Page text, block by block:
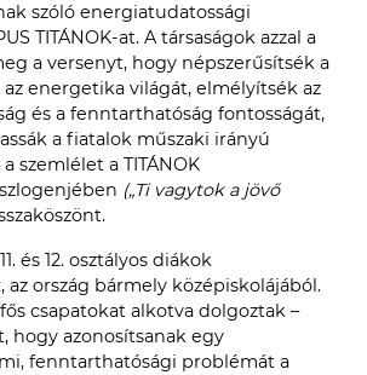
szóló energiatudatossági
TITÁNOK-at. A társaságok azzal a
a versenyt, hogy népszerűsítsék a
energetika világát, elmélyítsék az
és a fenntarthatóság fontosságát,
a fiatalok műszaki irányú
szemlélet a TITÁNOK
(„Ti vagytok a jövő
és 12. osztályos diákok
ország bármely középiskolájából.
csapatokat alkotva dolgoztak –
hogy azonosítsanak egy
fenntarthatósági problémát a